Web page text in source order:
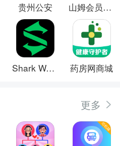
贵州公安 山姆会员商店
Shark Wear 药房网商城
更多